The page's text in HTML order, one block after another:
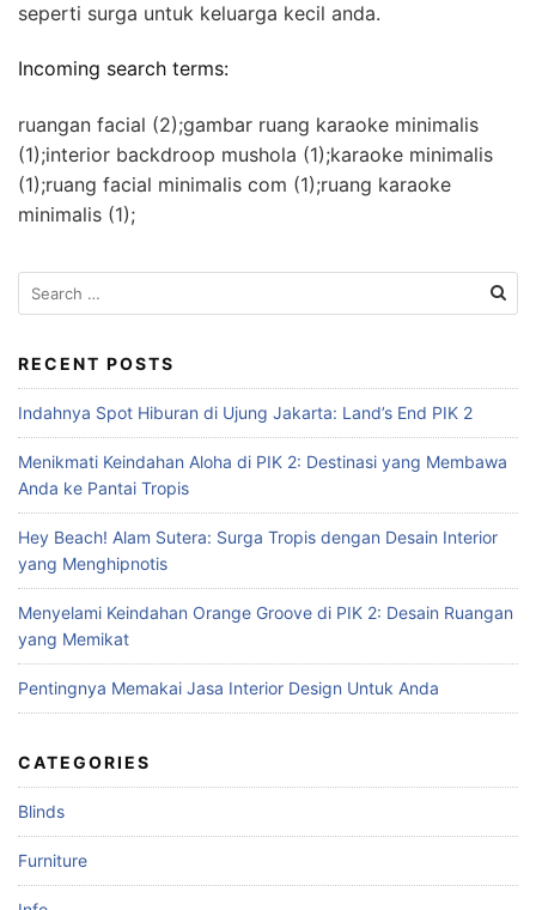
seperti surga untuk keluarga kecil anda.
Incoming search terms:
ruangan facial (2);gambar ruang karaoke minimalis
(1);interior backdroop mushola (1);karaoke minimalis
(1);ruang facial minimalis com (1);ruang karaoke
minimalis (1);
e
r
c
h
f
o
r
RECENT POSTS
Indahnya Spot Hiburan di Ujung Jakarta: Land’s End PIK 2
Menikmati Keindahan Aloha di PIK 2: Destinasi yang Membawa
Anda ke Pantai Tropis
Hey Beach! Alam Sutera: Surga Tropis dengan Desain Interior
yang Menghipnotis
Menyelami Keindahan Orange Groove di PIK 2: Desain Ruangan
yang Memikat
Pentingnya Memakai Jasa Interior Design Untuk Anda
CATEGORIES
Blinds
Furniture